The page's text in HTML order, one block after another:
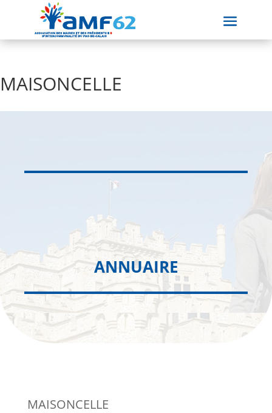
MAISONCELLE
ANNUAIRE
MAISONCELLE